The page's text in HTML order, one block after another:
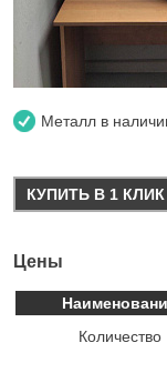
Металл в
КУПИТЬ В 1 КЛИК
Цены
Количество